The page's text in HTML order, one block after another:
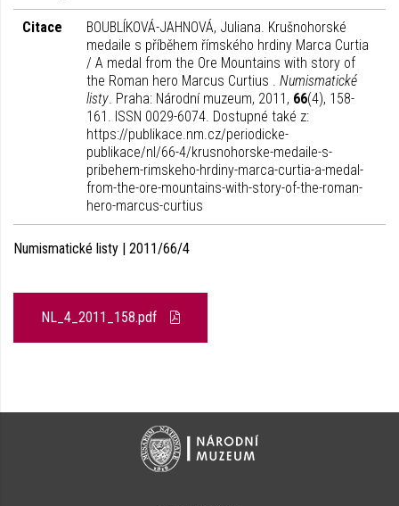
Citace
BOUBLÍKOVÁ-JAHNOVÁ, Juliana. Krušnohorské
medaile s příběhem římského hrdiny Marca Curtia
/ A medal from the Ore Mountains with story of
the Roman hero Marcus Curtius . Numismatické
listy. Praha: Národní muzeum, 2011, 66(4), 158-
161. ISSN 0029-6074. Dostupné také z:
https://publikace.nm.cz/periodicke-
publikace/nl/66-4/krusnohorske-medaile-s-
pribehem-rimskeho-hrdiny-marca-curtia-a-medal-
from-the-ore-mountains-with-story-of-the-roman-
hero-marcus-curtius
Numismatické listy | 2011/66/4
NL_4_2011_158.pdf